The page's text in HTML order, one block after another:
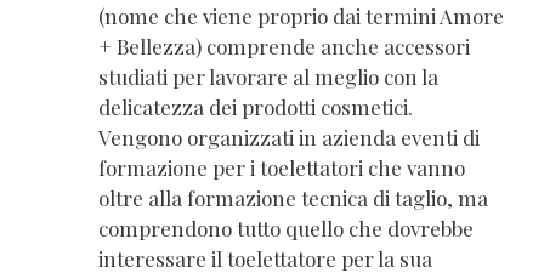
(nome che viene proprio dai termini Amore
+ Bellezza) comprende anche accessori
studiati per lavorare al meglio con la
delicatezza dei prodotti cosmetici.
Vengono organizzati in azienda eventi di
formazione per i toelettatori che vanno
oltre alla formazione tecnica di taglio, ma
comprendono tutto quello che dovrebbe
interessare il toelettatore per la sua